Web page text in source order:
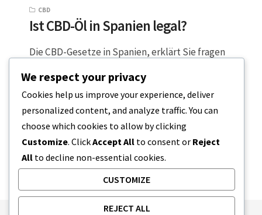
CBD
Ist CBD-Öl in Spanien legal?
Die CBD-Gesetze in Spanien, erklärt Sie fragen
die Antwort wird Sie vielleicht…
2 MINUTEN LESEZEIT 13. JANUAR 2024
We respect your privacy
Cookies help us improve your experience, deliver
personalized content, and analyze traffic. You can
choose which cookies to allow by clicking
Customize. ClickAccept All to consent or Reject
All to decline non-essential cookies.
CUSTOMIZE
REJECT ALL